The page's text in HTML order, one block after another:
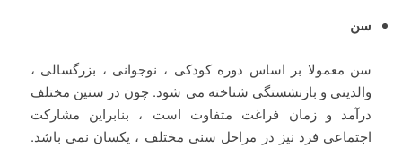
سن
سن معمولا بر اساس دوره کودکی ، نوجوانی ، بزرگسالی ،
والدینی و بازنشستگی شناخته می شود. چون در سنین مختلف
درآمد و زمان فراغت متفاوت است ، بنابراین مشارکت
اجتماعی فرد نیز در مراحل سنی مختلف ، یکسان نمی باشد.